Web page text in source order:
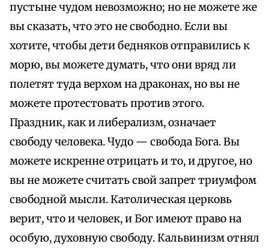
пустыне чудом невозможно; но не можете же
вы сказать, что это не свободно. Если вы
хотите, чтобы дети бедняков отправились к
морю, вы можете думать, что они вряд ли
полетят туда верхом на драконах, но вы не
можете протестовать против этого.
Праздник, как и либерализм, означает
свободу человека. Чудо — свобода Бога. Вы
можете искренне отрицать и то, и другое, но
вы не можете считать свой запрет триумфом
свободной мысли. Католическая церковь
верит, что и человек, и Бог имеют право на
особую, духовную свободу. Кальвинизм отнял